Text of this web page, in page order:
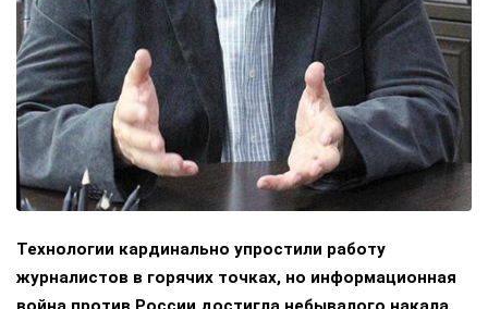
Технологии кардинально упростили работу
журналистов в горячих точках, но информационная